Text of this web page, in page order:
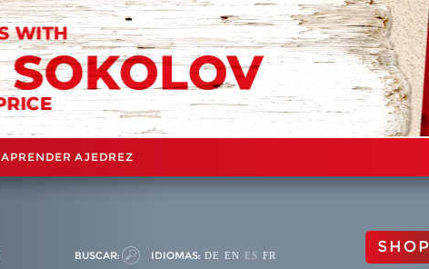
APRENDER AJEDREZ
BUSCAR: IDIOMAS: DE EN ES FR SHOP